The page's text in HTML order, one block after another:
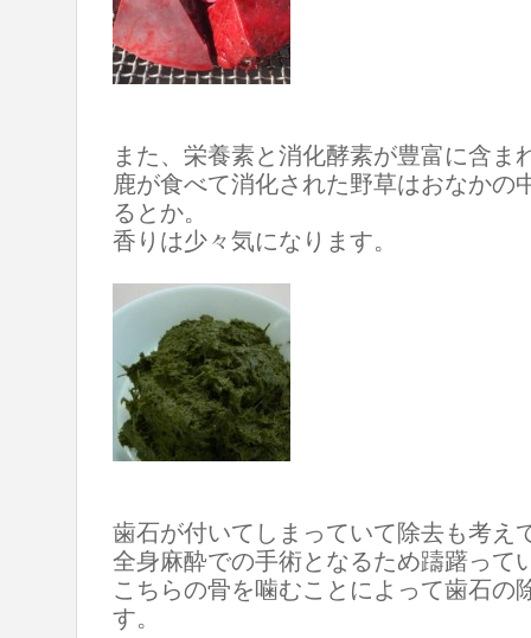
また、栄養素と消化酵素が豊富に含ま
鹿が食べて消化された野草はおなかの
るとか。
香りは少々気になります。
歯石が付いてしまっていて除去も考え
全身麻酔での手術となるため躊躇って
こちらの骨を噛むことによって歯石の
す。